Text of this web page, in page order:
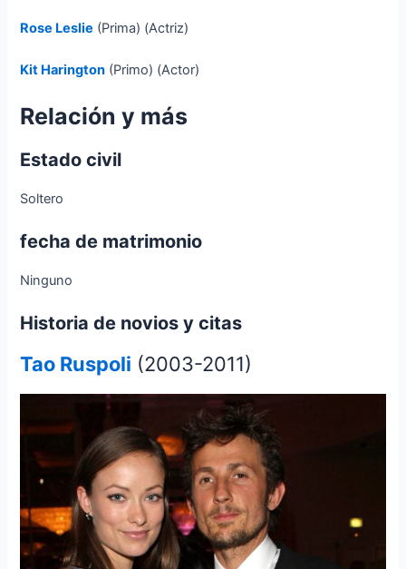
Rose Leslie (Prima) (Actriz)
Kit Harington (Primo) (Actor)
Relación y más
Estado civil
Soltero
fecha de matrimonio
Ninguno
Historia de novios y citas
Tao Ruspoli (2003-2011)